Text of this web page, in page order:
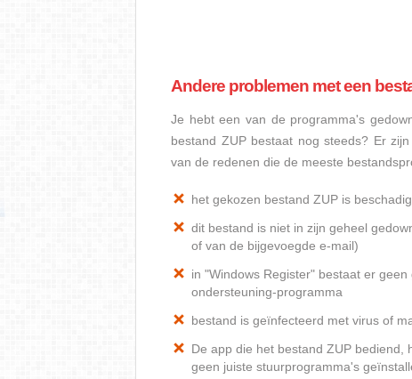
Andere problemen met een
Je hebt een van de programma's
bestand ZUP bestaat nog steeds? Er
van de redenen die de meeste
het gekozen bestand ZUP is
dit bestand is niet in zijn geheel
of van de bijgevoegde e-mail)
in "Windows Register" bestaat er
ondersteuning-programma
bestand is geïnfecteerd met virus of
De app die het bestand ZUP
geen juiste stuurprogramma's